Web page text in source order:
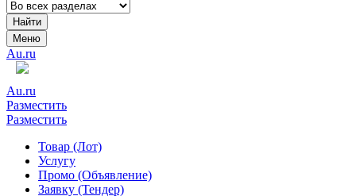
Найти
Меню
Au.ru
Au.ru
Разместить
Разместить
Товар (Лот)
Услугу
Промо (Объявление)
Заявку (Тендер)